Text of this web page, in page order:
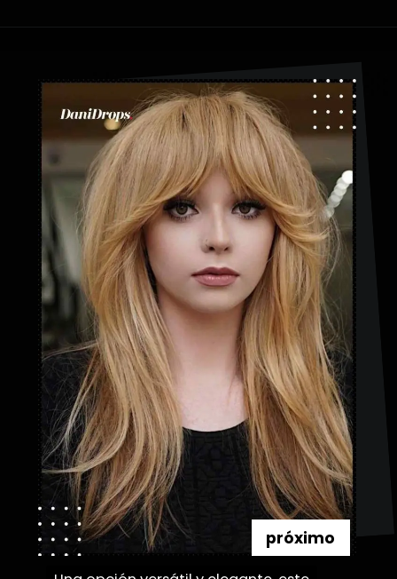
próximo